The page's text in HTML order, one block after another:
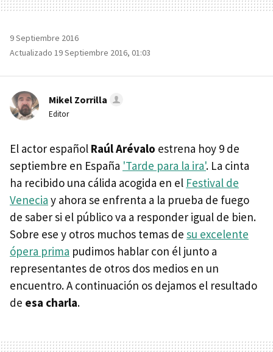
9 Septiembre 2016
Actualizado 19 Septiembre 2016, 01:03
Mikel Zorrilla
Editor
El actor español Raúl Arévalo estrena hoy 9 de
septiembre en España 'Tarde para la ira'. La cinta
ha recibido una cálida acogida en el Festival de
Venecia y ahora se enfrenta a la prueba de fuego
de saber si el público va a responder igual de bien.
Sobre ese y otros muchos temas de su excelente
ópera prima pudimos hablar con él junto a
representantes de otros dos medios en un
encuentro. A continuación os dejamos el resultado
de esa charla.